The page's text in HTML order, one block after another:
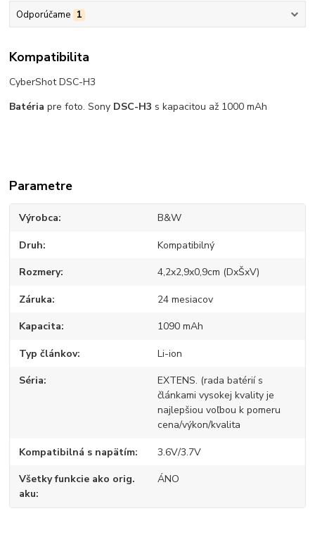
Odporúčame 1
Kompatibilita
CyberShot DSC-H3
Batéria pre foto. Sony DSC-H3 s kapacitou až 1000 mAh
Parametre
Výrobca B&W
Druh Kompatibilný
Rozmery 4,2x2,9x0,9cm (DxŠxV)
Záruka 24 mesiacov
Kapacita 1090 mAh
Typ článkov Li-ion
Séria
EXTENS. (rada batérií s
článkami vysokej kvality je
najlepšiou voľbou k pomeru
cena/výkon/kvalita
Kompatibilná s napätím 3.6V/3.7V
Všetky funkcie ako orig.
aku
ÁNO